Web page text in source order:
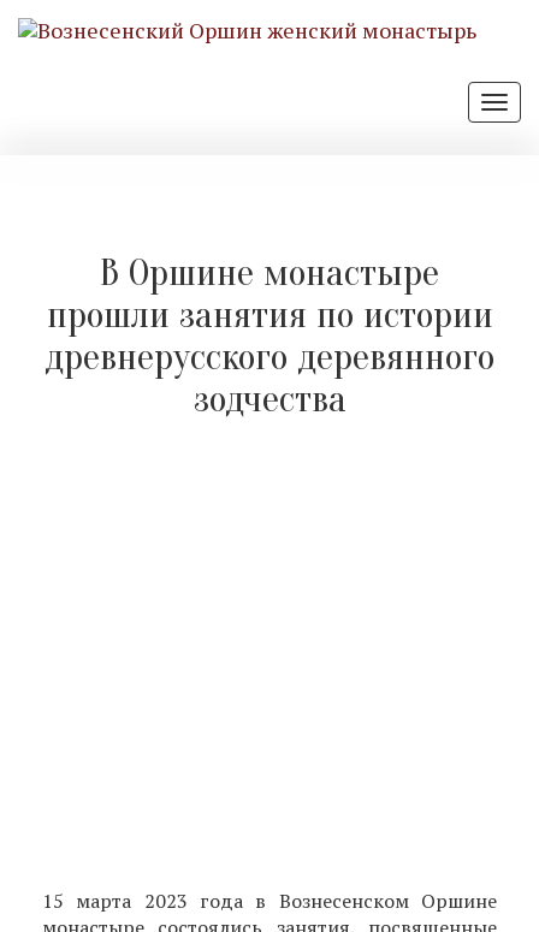
В Оршине монастыре
прошли занятия по истории
древнерусского деревянного
зодчества
15 марта 2023 года в Вознесенском Оршине